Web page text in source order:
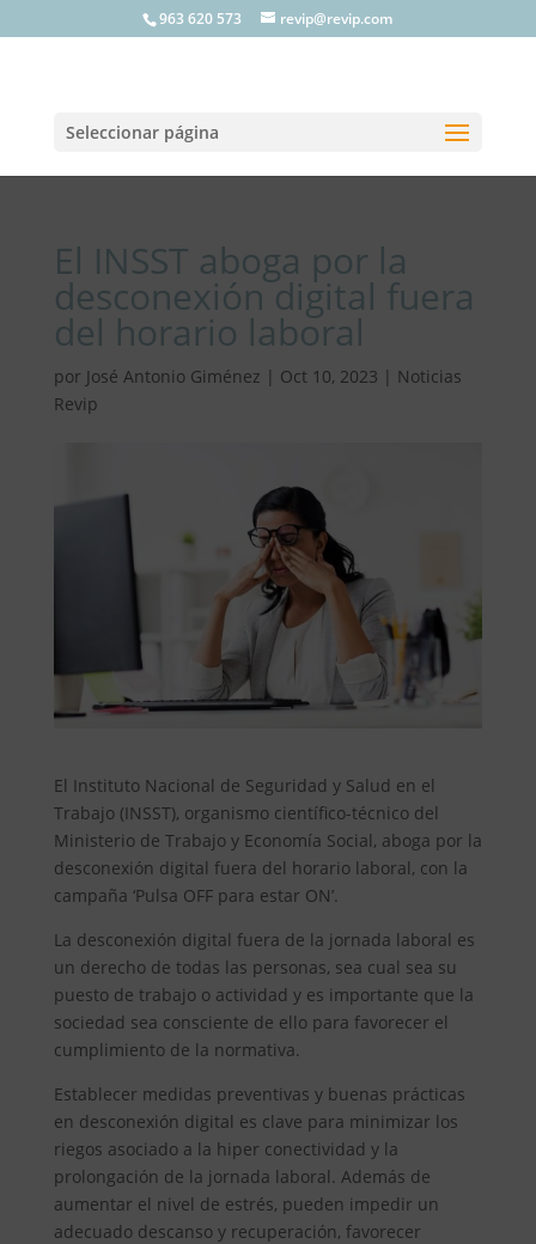
963 620 573 revip@revip.com
Seleccionar página
El INSST aboga por la
desconexión digital fuera
del horario laboral
por José Antonio Giménez | Oct 10, 2023 | Noticias
Revip
El Instituto Nacional de Seguridad y Salud en el
Trabajo (INSST), organismo científico-técnico del
Ministerio de Trabajo y Economía Social, aboga por la
desconexión digital fuera del horario laboral, con la
campaña ‘Pulsa OFF para estar ON’.
La desconexión digital fuera de la jornada laboral es
un derecho de todas las personas, sea cual sea su
puesto de trabajo o actividad y es importante que la
sociedad sea consciente de ello para favorecer el
cumplimiento de la normativa.
Establecer medidas preventivas y buenas prácticas
en desconexión digital es clave para minimizar los
riegos asociado a la hiper conectividad y la
prolongación de la jornada laboral. Además de
aumentar el nivel de estrés, pueden impedir un
adecuado descanso y recuperación, favorecer